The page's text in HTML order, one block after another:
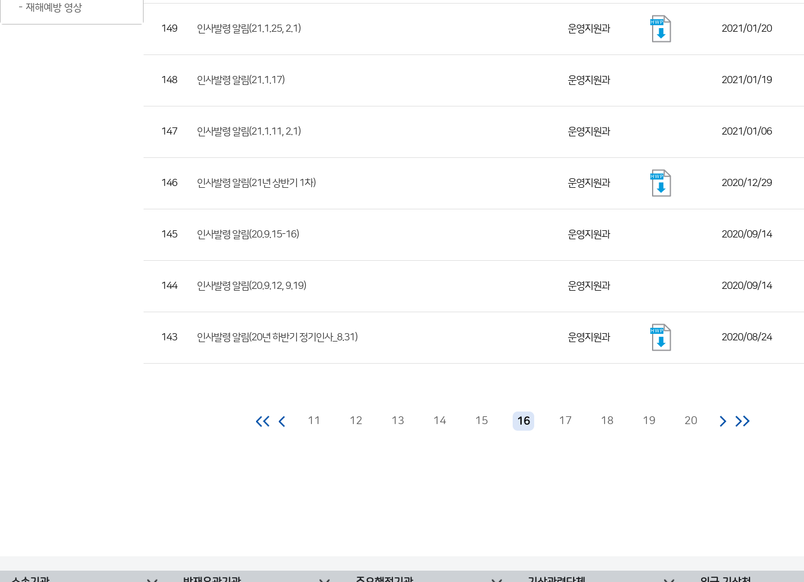
재해예방 영상
첨
부
일,
일,
149 인사발령 알림(21.1.25, 2.1) 운영지원과 2021/01/20
148 인사발령 알림(21.1.17) 운영지원과 2021/01/19
147 인사발령 알림(21.1.11, 2.1) 운영지원과 2021/01/06
146 인사발령 알림(21년 상반기 1차) 운영지원과 2020/12/29
145 인사발령 알림(20.9.15-16) 운영지원과 2020/09/14
144 인사발령 알림(20.9.12, 9.19) 운영지원과 2020/09/14
143 인사발령 알림(20년 하반기 정기인사_8.31) 운영지원과 2020/08/24
11 12 13 14 15 16 17 18 19 20